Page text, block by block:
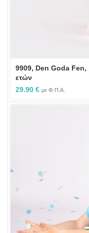
9909, Den Goda
ετών
29.90 € με Φ.Π.Α.